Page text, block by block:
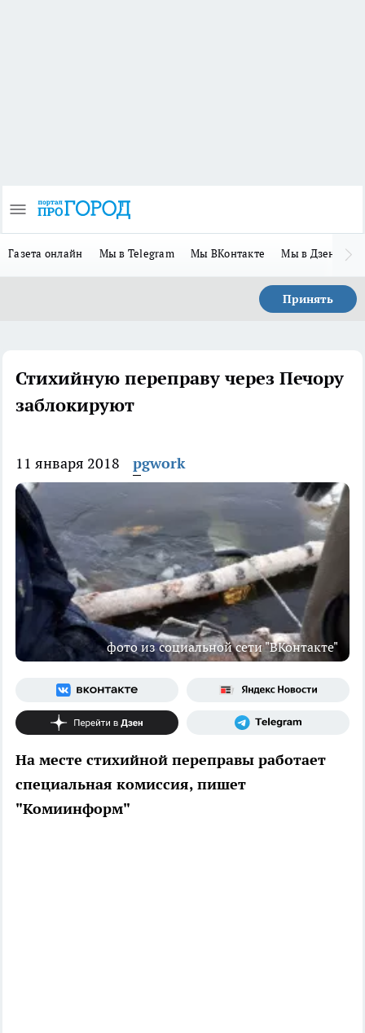
Газета онлайн Мы в Telegram Мы ВКонтакте Мы в Дзене
Принять
Стихийную переправу через Печору
заблокируют
11 января 2018 pgwork
фото из социальной сети "ВКонтакте"
На месте стихийной переправы работает
специальная комиссия, пишет
"Комиинформ"